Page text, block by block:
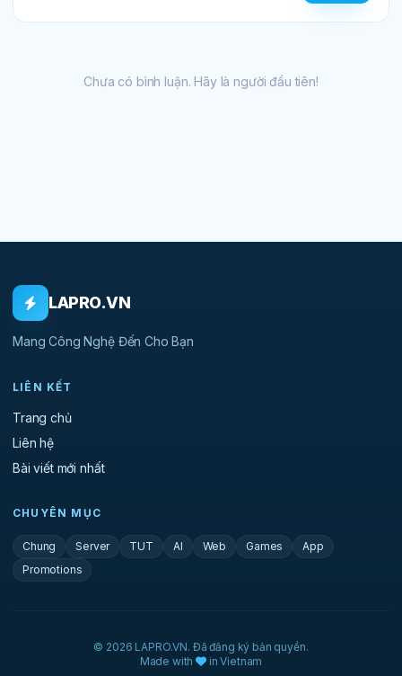
Chưa có bình luận. Hãy là người đầu tiên!
LAPRO.VN
Mang Công Nghệ Đến Cho Bạn
LIÊN KẾT
Trang chủ
Liên hệ
Bài viết mới nhất
CHUYÊN MỤC
Chung Server TUT AI Web Games
App
Promotions
© 2026 LAPRO.VN. Đã đăng ký bản quyền.
Made with
in Vietnam